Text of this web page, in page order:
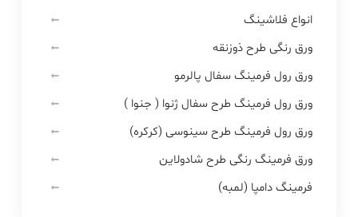
انواع فلاشینگ
ورق رنگی طرح ذوزنقه
ورق رول فرمینگ سفال پالرمو
ورق رول فرمینگ طرح سفال ژنوا ( جنوا )
ورق رول فرمینگ طرح سینوسی (کرکره)
ورق فرمینگ رنگی طرح شادولاین
فرمینگ دامپا (لمبه)